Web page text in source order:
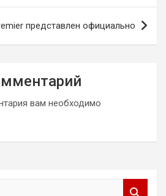
представлен официально
вам необходимо